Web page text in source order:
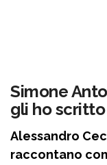
Simone
gli ho scritto
Alessandro
raccontano